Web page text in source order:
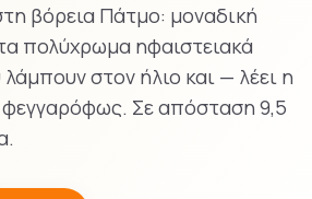
βόρεια Πάτμο: μοναδική
πολύχρωμα ηφαιστειακά
στον ήλιο και — λέει η
Σε απόσταση 9,5